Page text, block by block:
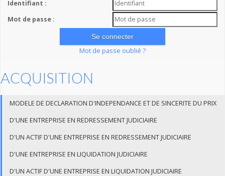
Identifiant :
Mot de passe :
Mot de passe oublié ?
ACQUISITION
MODELE DE DECLARATION D'INDEPENDANCE ET DE SINCERITE DU PRIX
D'UNE ENTREPRISE EN REDRESSEMENT JUDICIAIRE
D'UN ACTIF D'UNE ENTREPRISE EN REDRESSEMENT JUDICIAIRE
D'UNE ENTREPRISE EN LIQUIDATION JUDICIAIRE
D'UN ACTIF D'UNE ENTREPRISE EN LIQUIDATION JUDICIAIRE